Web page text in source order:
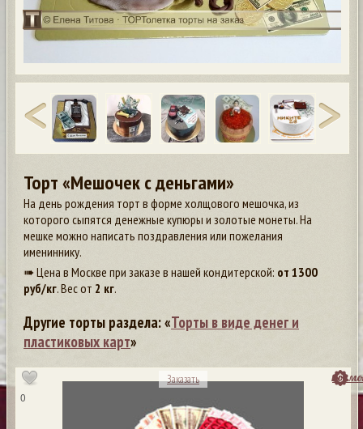
Торт «Мешочек с деньгами»
На день рождения торт в форме холщового мешочка, из
которого сыпятся денежные купюры и золотые монеты. На
мешке можно написать поздравления или пожелания
имениннику.
➠ Цена в Москве при заказе в нашей кондитерской: от 1300
руб/кг. Вес от 2 кг.
Другие торты раздела: «Торты в виде денег и
пластиковых карт»
0
Заказать